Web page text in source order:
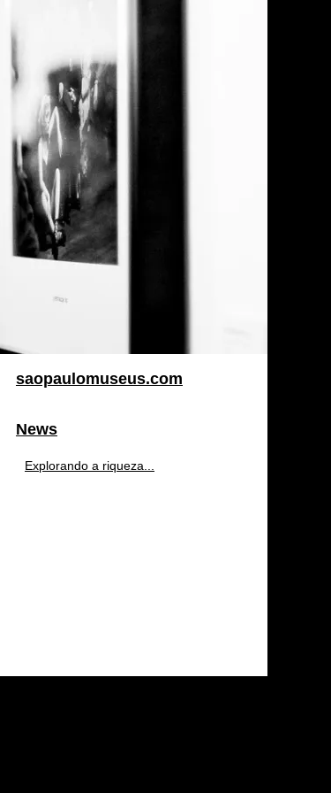
saopaulomuseus.com
News
Explorando a riqueza...